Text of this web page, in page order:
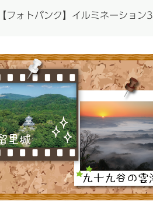
【フォトバンク】イルミネーション3